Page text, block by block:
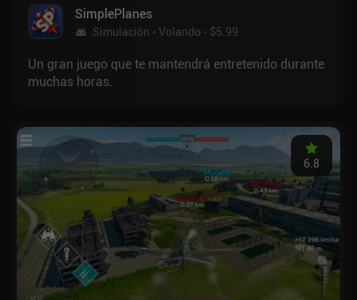
SimplePlanes
Simulación Volando $5.99
Un gran juego que te mantendrá entretenido durante
muchas horas.
6.8